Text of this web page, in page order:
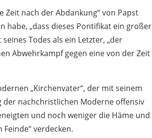
Zeit nach der Abdankung“ von Papst
habe, „dass dieses Pontifikat ein großer
Todes als ein Letzter, „der
Abwehrkampf gegen eine von der Zeit
„Kirchenvater“, der mit seinem
der nachchristlichen Moderne offensiv
und noch weniger die Häme und
verdecken.